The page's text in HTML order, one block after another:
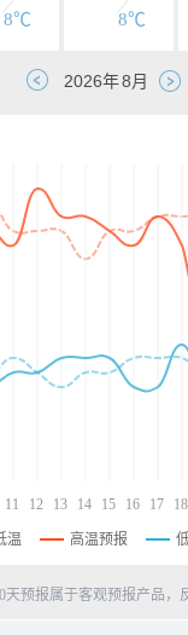
8℃ 8℃
11 12 13 14 15 16 17 18
温 高温预报
天预报属于客观预报产品